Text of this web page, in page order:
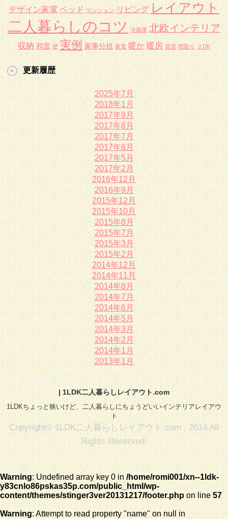
デザイン家電 ベッド マンション リビング レイアウト
二人暮らしのコツ 冷蔵庫 北欧インテリア
収納 和室 壁 実例 家事分担 家電 暖か 暖房 賃貸 間取り ２DK
更新履歴
2025年7月
2018年1月
2017年9月
2017年8月
2017年7月
2017年6月
2017年5月
2017年2月
2016年12月
2016年9月
2015年12月
2015年10月
2015年8月
2015年7月
2015年3月
2015年2月
2014年12月
2014年11月
2014年8月
2014年7月
2014年6月
2014年5月
2014年3月
2014年2月
2014年1月
2013年1月
| 1LDK二人暮らしレイアウト.com
1LDKちょっと狭いけど、二人暮らしにちょうどいいインテリアレイアウ
ト
Copyright© 1LDK二人暮らしレイアウト.com , 2014 All
Rights Reserved.
Warning: Undefined array key 0 in/home/romi001/xn--1ldk-
y83cnlo86pskas35p.com/public_html/wp-
content/themes/stinger3ver20131217/footer.phpon line57
Warning: Attempt to read property "name" on null in